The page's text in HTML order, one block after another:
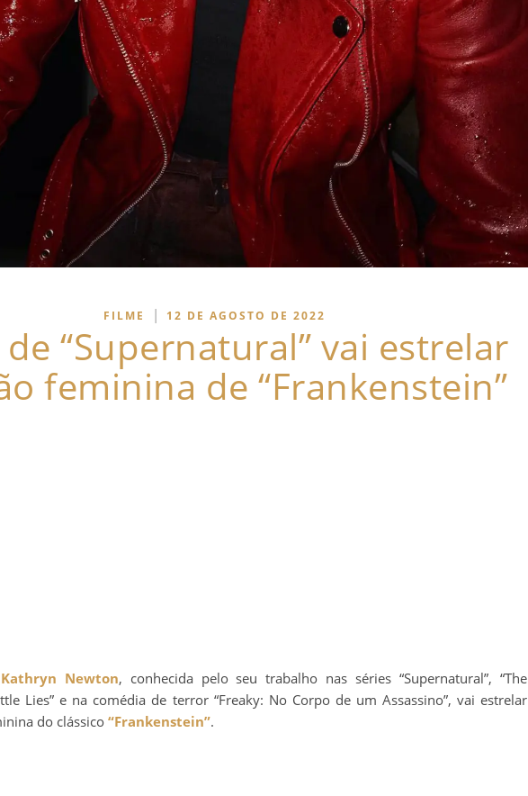
FILME | 12 DE AGOSTO DE 2022
“Supernatural” vai estrelar
feminina de “Frankenstein”
Kathryn Newton, conhecida pelo seu trabalho nas séries “Supernatural”, “The
Lies” e na comédia de terror “Freaky: No Corpo de um Assassino”, vai estrelar
do clássico “Frankenstein”.